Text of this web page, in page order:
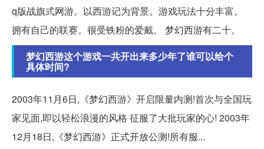
q版战旗式网游。以西游记为背景。游戏玩法十分丰富。
拥有自己的联赛。很受铁粉的爱戴。 梦幻西游有二十。
梦幻西游这个游戏一共开出来多少年了谁可以给个
具体时间?
2003年11月6日,《梦幻西游》开启限量内测!首次与全国玩
家见面,即以轻松浪漫的风格 征服了大批玩家的心! 2003年
12月18日,《梦幻西游》正式开放公测!所有服...